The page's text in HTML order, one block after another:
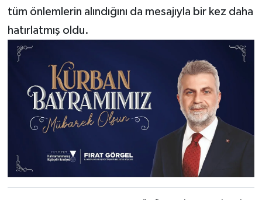
tüm önlemlerin alındığını da mesajıyla bir kez daha
hatırlatmış oldu.